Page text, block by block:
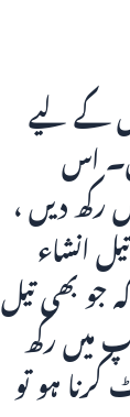
کے لیے
اس
رکھ دیں ،
انشاء
جو بھی تیل
میں رکھ
کرنا ہو تو